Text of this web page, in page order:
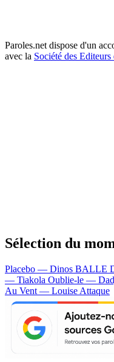
Paroles.net dispose d'un
avec la Société des
Sélection du
Placebo — Dinos BALLE
— Tiakola Oublie-le —
Au Vent — Louise Attaque